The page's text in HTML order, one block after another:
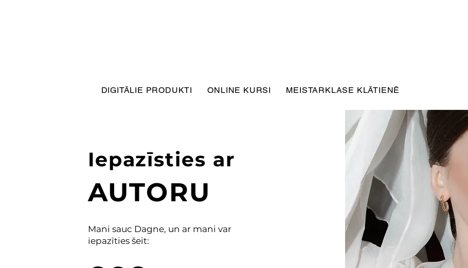
DIGITĀLIE PRODUKTI ONLINE KURSI MEISTARKLASE KLĀTIENĒ
Iepazīsties ar
AUTORU
Mani sauc Dagne, un ar mani var
iepazīties šeit: